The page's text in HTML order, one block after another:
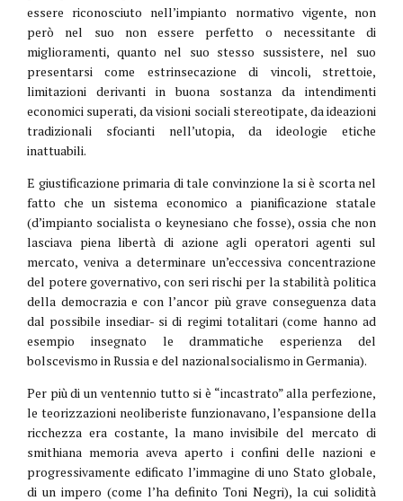
essere riconosciuto nell’impianto normativo vigente, non
però nel suo non essere perfetto o necessitante di
miglioramenti, quanto nel suo stesso sussistere, nel suo
presentarsi come estrinsecazione di vincoli, strettoie,
limitazioni derivanti in buona sostanza da intendimenti
economici superati, da visioni sociali stereotipate, da ideazioni
tradizionali sfocianti nell’utopia, da ideologie etiche
inattuabili.
E giustificazione primaria di tale convinzione la si è scorta nel
fatto che un sistema economico a pianificazione statale
(d’impianto socialista o keynesiano che fosse), ossia che non
lasciava piena libertà di azione agli operatori agenti sul
mercato, veniva a determinare un’eccessiva concentrazione
del potere governativo, con seri rischi per la stabilità politica
della democrazia e con l’ancor più grave conseguenza data
dal possibile insediar- si di regimi totalitari (come hanno ad
esempio insegnato le drammatiche esperienza del
bolscevismo in Russia e del nazionalsocialismo in Germania).
Per più di un ventennio tutto si è “incastrato” alla perfezione,
le teorizzazioni neoliberiste funzionavano, l’espansione della
ricchezza era costante, la mano invisibile del mercato di
smithiana memoria aveva aperto i confini delle nazioni e
progressivamente edificato l’immagine di uno Stato globale,
di un impero (come l’ha definito Toni Negri), la cui solidità